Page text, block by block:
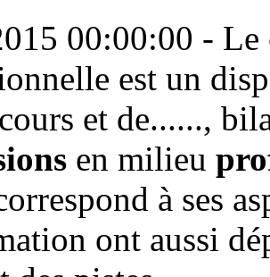
00:00:00 -
est un
et de......,
en milieu
à ses
ont aussi